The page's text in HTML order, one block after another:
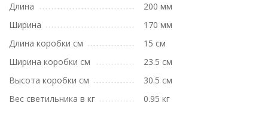
Длина
200 мм
Ширина
170 мм
Длина коробки см
15 см
Ширина коробки см
23.5 см
Высота коробки см
30.5 см
Вес светильника в кг
0.95 кг